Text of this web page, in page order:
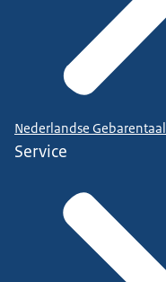
Nederlandse Gebarentaal
Service